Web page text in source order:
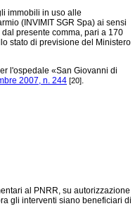
immobili in uso alle
(INVIMIT SGR Spa) ai sensi
presente comma, pari a 170
stato di previsione del Ministero
l'ospedale «San Giovanni di
2007, n. 244 [20].
al PNRR, su autorizzazione
gli interventi siano beneficiari di